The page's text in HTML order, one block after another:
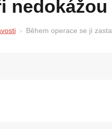
Během operace se jí